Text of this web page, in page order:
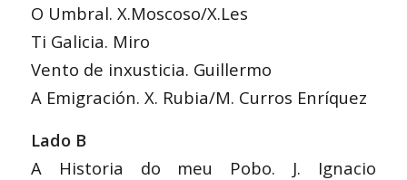
O Umbral. X.Moscoso/X.Les
Ti Galicia. Miro
Vento de inxusticia. Guillermo
A Emigración. X. Rubia/M. Curros Enríquez
Lado B
A Historia do meu Pobo. J. Ignacio